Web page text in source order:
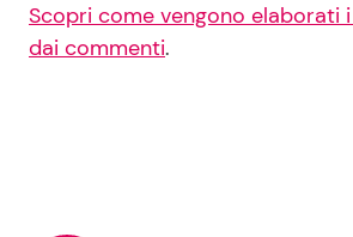
Scopri come vengono elaborati
dai commenti.